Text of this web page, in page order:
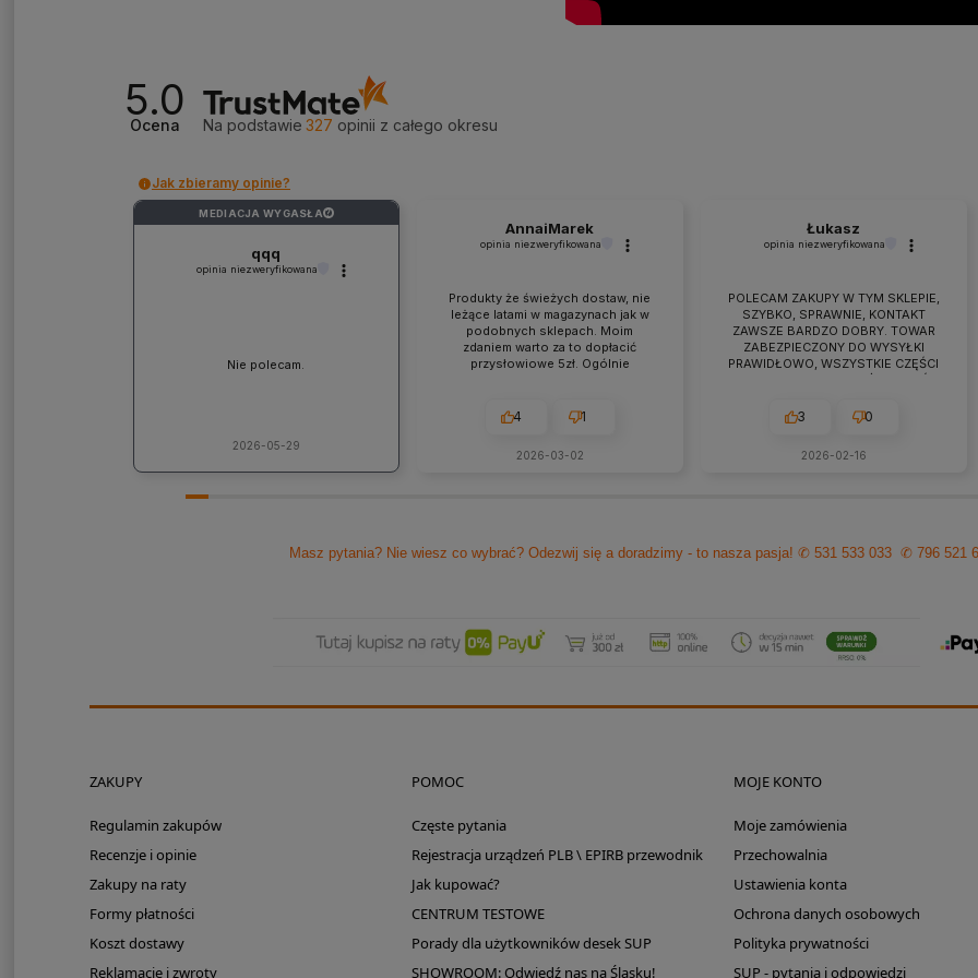
5.0
Ocena Na podstawie 327 opinii z całego okresu
Jak zbieramy opinie?
MEDIACJA WYGASŁA ?
qqq
opinia niezweryfikowana
Nie polecam.
2026-05-29
AnnaiMarek
opinia niezweryfikowana
Produkty że świeżych dostaw, nie
leżące latami w magazynach jak w
podobnych sklepach. Moim
zdaniem warto za to dopłacić
przysłowiowe 5zł. Ogólnie
jakieś problemy zawsze można
liczyć na szybką pomoc czy
Polecam z czystym sumieniem!
4 1
2026-03-02
Łukasz
opinia niezweryfikowana
POLECAM ZAKUPY W TYM SKLEPIE,
SZYBKO, SPRAWNIE, KONTAKT
ZAWSZE BARDZO DOBRY. TOWAR
ZABEZPIECZONY DO WYSYŁKI
PRAWIDŁOWO, WSZYSTKIE CZĘŚCI
BYŁY W ZESTAWIE. jEŻELI KTOŚ
WARTO TUTAJ
3 0
2026-02-16
Masz pytania? Nie wiesz co wybrać? Odezwij się a doradzimy - to nasza pasja!✆ 531 533 033 ✆ 796 521
ZAKUPY
Regulamin zakupów
Recenzje i opinie
Zakupy na raty
Formy płatności
Koszt dostawy
Reklamacje i zwroty
POMOC
Częste pytania
Rejestracja urządzeń PLB \ EPIRB przewodnik
Jak kupować?
CENTRUM TESTOWE
Porady dla użytkowników desek SUP
SHOWROOM: Odwiedź nas na Śląsku!
MOJE KONTO
Moje zamówienia
Przechowalnia
Ustawienia konta
Ochrona danych osobowych
Polityka prywatności
SUP - pytania i odpowiedzi